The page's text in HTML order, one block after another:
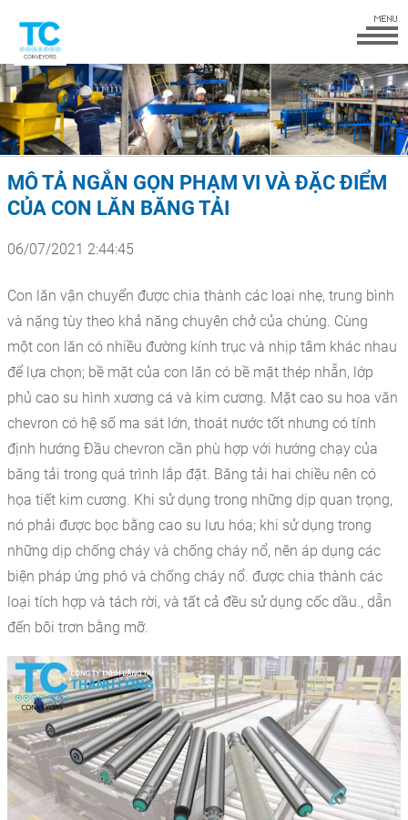
MÔ TẢ NGẮN GỌN PHẠM VI VÀ ĐẶC ĐIỂM
CỦA CON LĂN BĂNG TẢI
06/07/2021 2:44:45
Con lăn vận chuyển được chia thành các loại nhẹ, trung bình
và nặng tùy theo khả năng chuyên chở của chúng. Cùng
một con lăn có nhiều đường kính trục và nhịp tâm khác nhau
để lựa chọn; bề mặt của con lăn có bề mặt thép nhẵn, lớp
phủ cao su hình xương cá và kim cương. Mặt cao su hoa văn
chevron có hệ số ma sát lớn, thoát nước tốt nhưng có tính
định hướng Đầu chevron cần phù hợp với hướng chạy của
băng tải trong quá trình lắp đặt. Băng tải hai chiều nên có
họa tiết kim cương. Khi sử dụng trong những dịp quan trọng,
nó phải được bọc bằng cao su lưu hóa; khi sử dụng trong
những dịp chống cháy và chống cháy nổ, nên áp dụng các
biện pháp ứng phó và chống cháy nổ. được chia thành các
loại tích hợp và tách rời, và tất cả đều sử dụng cốc dầu., dẫn
đến bôi trơn bằng mỡ.